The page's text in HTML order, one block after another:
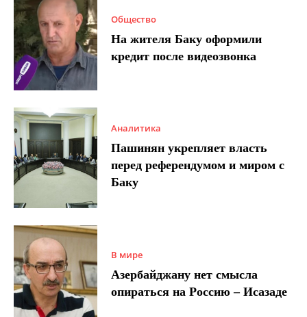
Общество
На жителя Баку оформили
кредит после видеозвонка
Аналитика
Пашинян укрепляет власть
перед референдумом и миром с
Баку
В мире
Азербайджану нет смысла
опираться на Россию – Исазаде